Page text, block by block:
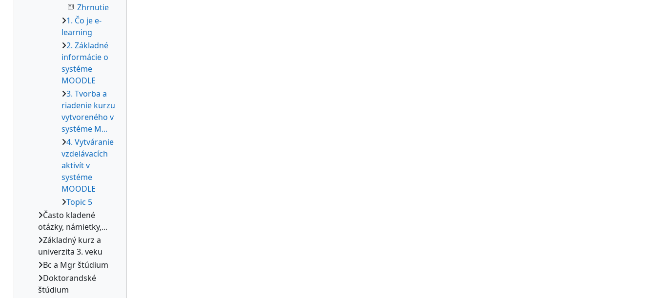
Zhrnutie
1. Čo je e-
learning
2. Základné
informácie o
systéme
MOODLE
3. Tvorba a
riadenie kurzu
vytvoreného v
systéme M...
4. Vytváranie
vzdelávacích
aktivít v
systéme
MOODLE
Topic 5
Často kladené
otázky, námietky,...
Základný kurz a
univerzita 3. veku
Bc a Mgr štúdium
Doktorandské
štúdium